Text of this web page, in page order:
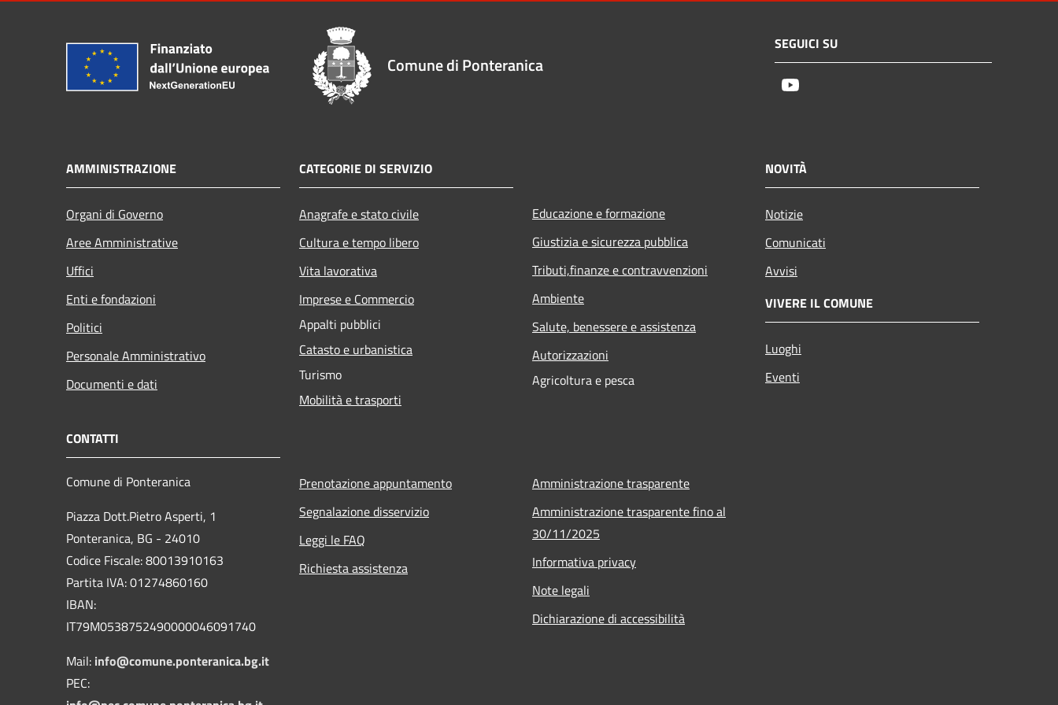
Comune di Ponteranica
SEGUICI SU
AMMINISTRAZIONE
Organi di Governo
Aree Amministrative
Uffici
Enti e fondazioni
Politici
Personale Amministrativo
Documenti e dati
CATEGORIE DI SERVIZIO
Anagrafe e stato civile
Cultura e tempo libero
Vita lavorativa
Imprese e Commercio
Appalti pubblici
Catasto e urbanistica
Turismo
Mobilità e trasporti
Educazione e formazione
Giustizia e sicurezza pubblica
Tributi,finanze e contravvenzioni
Ambiente
Salute, benessere e assistenza
Autorizzazioni
Agricoltura e pesca
NOVITÀ
Notizie
Comunicati
Avvisi
VIVERE IL COMUNE
Luoghi
Eventi
CONTATTI
Comune di Ponteranica
Piazza Dott.Pietro Asperti, 1
Ponteranica, BG - 24010
Codice Fiscale: 80013910163
Partita IVA: 01274860160
IBAN:
IT79M0538752490000046091740
Mail: info@comune.ponteranica.bg.it
PEC:
Prenotazione appuntamento
Segnalazione disservizio
Leggi le FAQ
Richiesta assistenza
Amministrazione trasparente
Amministrazione trasparente fino al
30/11/2025
Informativa privacy
Note legali
Dichiarazione di accessibilità